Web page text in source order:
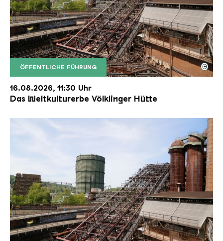
ÖFFENTLICHE FÜHRUNG
Der Erzschrägaufzug der Völklinger Hütte mit
Copyright: Weltkulturerbe Völklinger Hütte | Karl
©
16.08.2026, 11:30 Uhr
Das Weltkulturerbe Völklinger Hütte